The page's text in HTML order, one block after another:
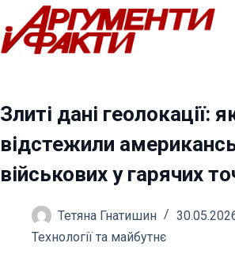
Перейти
до
вмісту
Злиті дані геолокації:
відстежили
військових у гарячих
Тетяна Гнатишин
Технології та майбутнє